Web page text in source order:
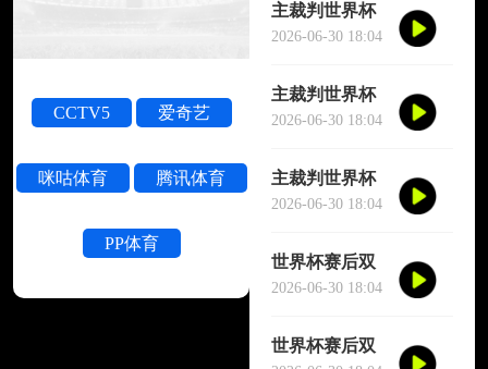
CCTV5 爱奇艺
咪咕体育 腾讯体育
PP体育
主裁判世界杯
被撞晕短暂失
2026-06-30 18:04
主裁判世界杯
被撞晕短暂失
2026-06-30 18:04
主裁判世界杯
被撞晕短暂失
2026-06-30 18:04
世界杯赛后双
方球员大规模
2026-06-30 18:04
世界杯赛后双